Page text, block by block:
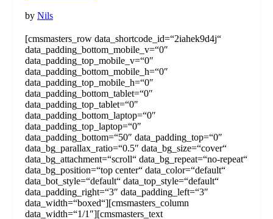
by Nils
[cmsmasters_row data_shortcode_id=“2iahek9d4j“
data_padding_bottom_mobile_v=“0″
data_padding_top_mobile_v=“0″
data_padding_bottom_mobile_h=“0″
data_padding_top_mobile_h=“0″
data_padding_bottom_tablet=“0″
data_padding_top_tablet=“0″
data_padding_bottom_laptop=“0″
data_padding_top_laptop=“0″
data_padding_bottom=“50″ data_padding_top=“0″
data_bg_parallax_ratio=“0.5″ data_bg_size=“cover“
data_bg_attachment=“scroll“ data_bg_repeat=“no-repeat“
data_bg_position=“top center“ data_color=“default“
data_bot_style=“default“ data_top_style=“default“
data_padding_right=“3″ data_padding_left=“3″
data_width=“boxed“][cmsmasters_column
data_width=“1/1″][cmsmasters_text